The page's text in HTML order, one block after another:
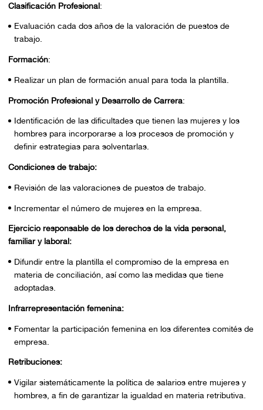
Clasificación Profesional:
Evaluación cada dos años de la valoración de puestos de
trabajo.
Formación:
Realizar un plan de formación anual para toda la plantilla.
Promoción Profesional y Desarrollo de Carrera:
Identificación de las dificultades que tienen las mujeres y los
hombres para incorporarse a los procesos de promoción y
definir estrategias para solventarlas.
Condiciones de trabajo:
Revisión de las valoraciones de puestos de trabajo.
Incrementar el número de mujeres en la empresa.
Ejercicio responsable de los derechos de la vida personal,
familiar y laboral:
Difundir entre la plantilla el compromiso de la empresa en
materia de conciliación, así como las medidas que tiene
adoptadas.
Infrarrepresentación femenina:
Fomentar la participación femenina en los diferentes comités de
empresa.
Retribuciones:
Vigilar sistemáticamente la política de salarios entre mujeres y
hombres, a fin de garantizar la igualdad en materia retributiva.